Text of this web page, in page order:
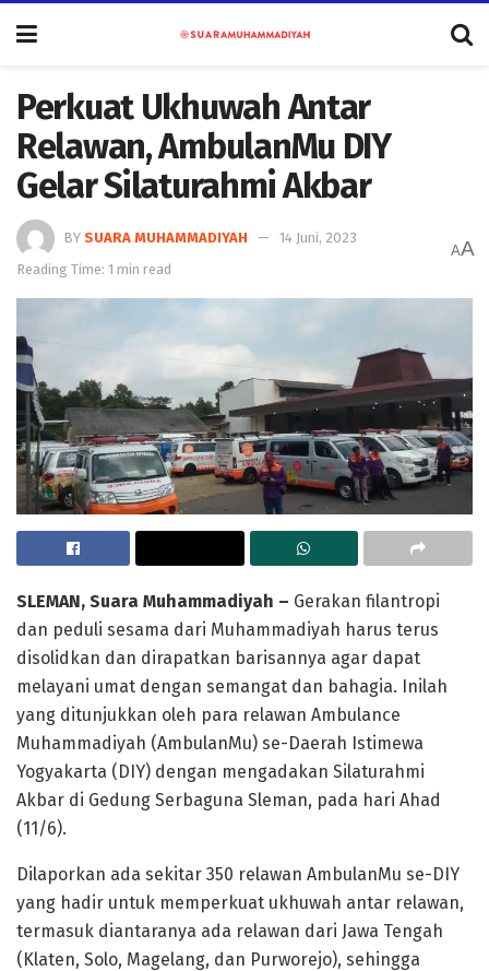
Perkuat Ukhuwah Antar
Relawan, AmbulanMu DIY
Gelar Silaturahmi Akbar
BY SUARA MUHAMMADIYAH
14 Juni, 2023
Reading Time: 1 min read
AA
SLEMAN, Suara Muhammadiyah – Gerakan filantropi
dan peduli sesama dari Muhammadiyah harus terus
disolidkan dan dirapatkan barisannya agar dapat
melayani umat dengan semangat dan bahagia. Inilah
yang ditunjukkan oleh para relawan Ambulance
Muhammadiyah (AmbulanMu) se-Daerah Istimewa
Yogyakarta (DIY) dengan mengadakan Silaturahmi
Akbar di Gedung Serbaguna Sleman, pada hari Ahad
(11/6).
Dilaporkan ada sekitar 350 relawan AmbulanMu se-DIY
yang hadir untuk memperkuat ukhuwah antar relawan,
termasuk diantaranya ada relawan dari Jawa Tengah
(Klaten, Solo, Magelang, dan Purworejo), sehingga